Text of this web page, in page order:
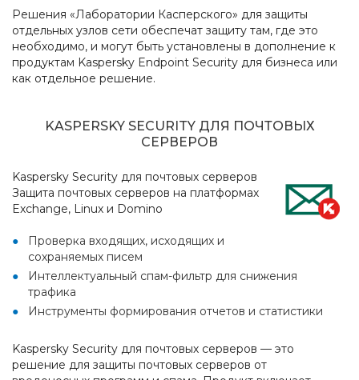
Решения «Лаборатории Касперского» для защиты
отдельных узлов сети обеспечат защиту там, где это
необходимо, и могут быть установлены в дополнение к
продуктам Kaspersky Endpoint Security для бизнеса или
как отдельное решение.
KASPERSKY SECURITY ДЛЯ ПОЧТОВЫХ
СЕРВЕРОВ
Kaspersky Security для почтовых серверов
Защита почтовых серверов на платформах
Exchange, Linux и Domino
Проверка входящих, исходящих и
сохраняемых писем
Интеллектуальный спам-фильтр для снижения
трафика
Инструменты формирования отчетов и статистики
Kaspersky Security для почтовых серверов — это
решение для защиты почтовых серверов от